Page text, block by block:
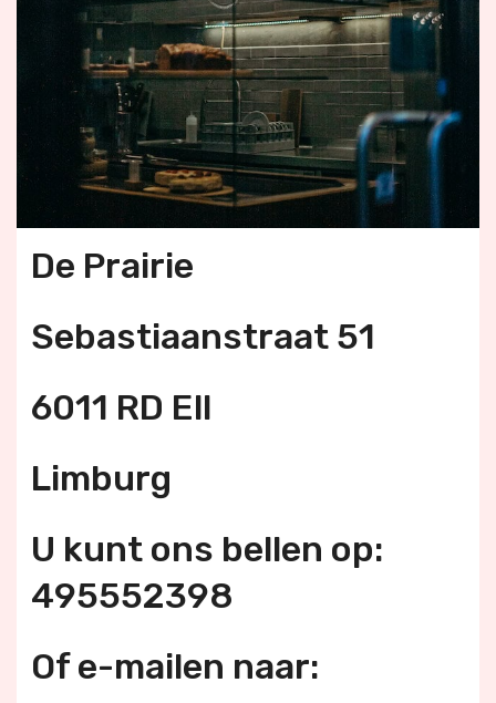
De Prairie
Sebastiaanstraat 51
6011 RD Ell
Limburg
U kunt ons bellen op:
495552398
Of e-mailen naar: